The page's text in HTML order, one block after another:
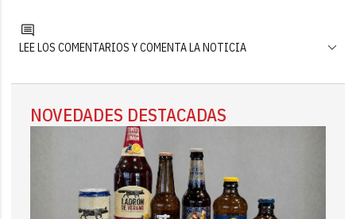
LEE LOS COMENTARIOS Y COMENTA LA NOTICIA
NOVEDADES DESTACADAS